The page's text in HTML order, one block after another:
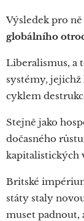
Výsledek pro
globálního
Liberalismus, a
systémy,
cyklem
Stejně jako
dočasného
kapitalistických
Britské
státy staly
muset padnout,